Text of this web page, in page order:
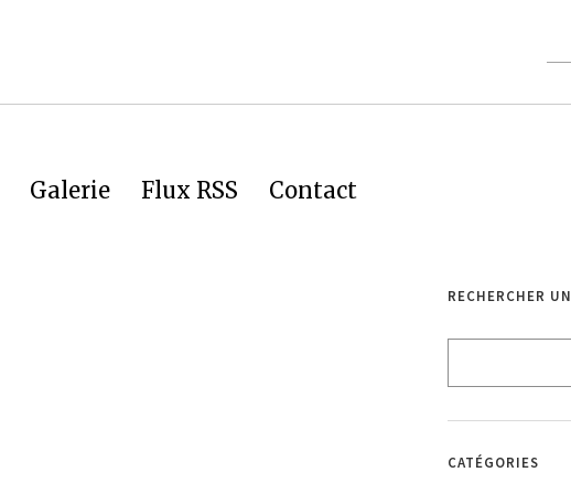
Galerie Flux RSS Contact
RECHERCHER
CATÉGORIES